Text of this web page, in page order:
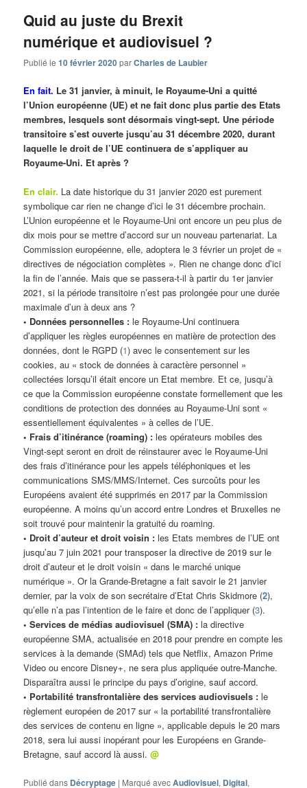
Quid au juste du Brexit
numérique et audiovisuel ?
Publié le10 février 2020parCharles de Laubier
En fait. Le 31 janvier, à minuit, le Royaume-Uni a quitté
l’Union européenne (UE) et ne fait donc plus partie des Etats
membres, lesquels sont désormais vingt-sept. Une période
transitoire s’est ouverte jusqu’au 31 décembre 2020, durant
laquelle le droit de l’UE continuera de s’appliquer au
Royaume-Uni. Et après ?
En clair. La date historique du 31 janvier 2020 est purement
symbolique car rien ne change d’ici le 31 décembre prochain.
L’Union européenne et le Royaume-Uni ont encore un peu plus de
dix mois pour se mettre d’accord sur un nouveau partenariat. La
Commission européenne, elle, adoptera le 3 février un projet de «
directives de négociation complètes ». Rien ne change donc d’ici
la fin de l’année. Mais que se passera-t-il à partir du 1er janvier
2021, si la période transitoire n’est pas prolongée pour une durée
maximale d’un à deux ans ?
• Données personnelles : le Royaume-Uni continuera
d’appliquer les règles européennes en matière de protection des
données, dont le RGPD (1) avec le consentement sur les
cookies, au « stock de données à caractère personnel »
collectées lorsqu’il était encore un Etat membre. Et ce, jusqu’à
ce que la Commission européenne constate formellement que les
conditions de protection des données au Royaume-Uni sont «
essentiellement équivalentes » à celles de l’UE.
• Frais d’itinérance (roaming) : les opérateurs mobiles des
Vingt-sept seront en droit de réinstaurer avec le Royaume-Uni
des frais d’itinérance pour les appels téléphoniques et les
communications SMS/MMS/Internet. Ces surcoûts pour les
Européens avaient été supprimés en 2017 par la Commission
européenne. A moins qu’un accord entre Londres et Bruxelles ne
soit trouvé pour maintenir la gratuité du roaming.
• Droit d’auteur et droit voisin : les Etats membres de l’UE ont
jusqu’au 7 juin 2021 pour transposer la directive de 2019 sur le
droit d’auteur et le droit voisin « dans le marché unique
numérique ». Or la Grande-Bretagne a fait savoir le 21 janvier
dernier, par la voix de son secrétaire d’Etat Chris Skidmore (2),
qu’elle n’a pas l’intention de le faire et donc de l’appliquer (3).
• Services de médias audiovisuel (SMA) : la directive
européenne SMA, actualisée en 2018 pour prendre en compte les
services à la demande (SMAd) tels que Netflix, Amazon Prime
Video ou encore Disney+, ne sera plus appliquée outre-Manche.
Disparaîtra aussi le principe du pays d’origine, sauf accord.
• Portabilité transfrontalière des services audiovisuels : le
règlement européen de 2017 sur « la portabilité transfrontalière
des services de contenu en ligne », applicable depuis le 20 mars
2018, sera lui aussi inopérant pour les Européens en Grande-
Bretagne, sauf accord là aussi.@
Publié dans Décryptage | Marqué avecAudiovisuel, Digital,